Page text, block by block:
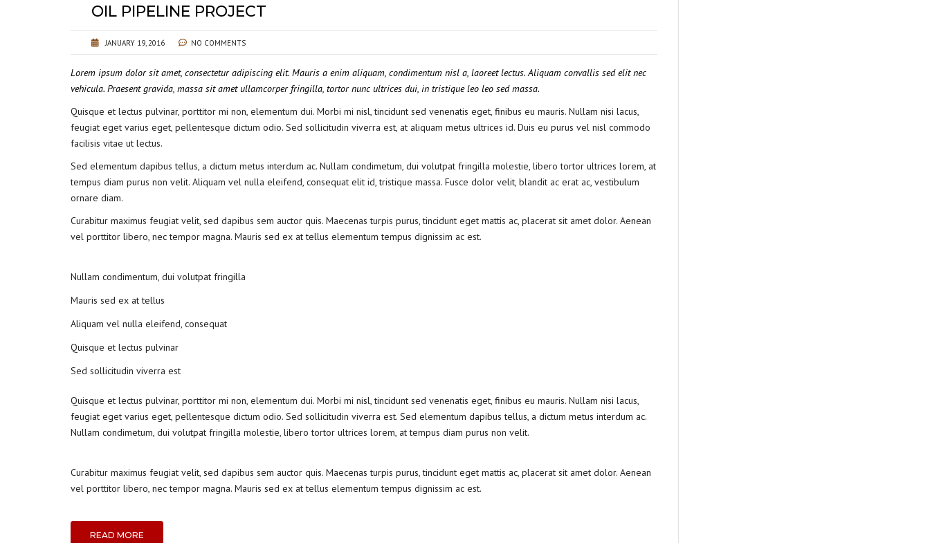
OIL PIPELINE PROJECT
JANUARY 19, 2016 NO COMMENTS
Lorem ipsum dolor sit amet, consectetur adipiscing elit. Mauris a enim aliquam, condimentum nisl a, laoreet lectus. Aliquam convallis sed elit nec
vehicula. Praesent gravida, massa sit amet ullamcorper fringilla, tortor nunc ultrices dui, in tristique leo leo sed massa.
Quisque et lectus pulvinar, porttitor mi non, elementum dui. Morbi mi nisl, tincidunt sed venenatis eget, finibus eu mauris. Nullam nisi lacus,
feugiat eget varius eget, pellentesque dictum odio. Sed sollicitudin viverra est, at aliquam metus ultrices id. Duis eu purus vel nisl commodo
facilisis vitae ut lectus.
Sed elementum dapibus tellus, a dictum metus interdum ac. Nullam condimetum, dui volutpat fringilla molestie, libero tortor ultrices lorem, at
tempus diam purus non velit. Aliquam vel nulla eleifend, consequat elit id, tristique massa. Fusce dolor velit, blandit ac erat ac, vestibulum
ornare diam.
Curabitur maximus feugiat velit, sed dapibus sem auctor quis. Maecenas turpis purus, tincidunt eget mattis ac, placerat sit amet dolor. Aenean
vel porttitor libero, nec tempor magna. Mauris sed ex at tellus elementum tempus dignissim ac est.
Nullam condimentum, dui volutpat fringilla
Mauris sed ex at tellus
Aliquam vel nulla eleifend, consequat
Quisque et lectus pulvinar
Sed sollicitudin viverra est
Quisque et lectus pulvinar, porttitor mi non, elementum dui. Morbi mi nisl, tincidunt sed venenatis eget, finibus eu mauris. Nullam nisi lacus,
feugiat eget varius eget, pellentesque dictum odio. Sed sollicitudin viverra est. Sed elementum dapibus tellus, a dictum metus interdum ac.
Nullam condimetum, dui volutpat fringilla molestie, libero tortor ultrices lorem, at tempus diam purus non velit.
Curabitur maximus feugiat velit, sed dapibus sem auctor quis. Maecenas turpis purus, tincidunt eget mattis ac, placerat sit amet dolor. Aenean
vel porttitor libero, nec tempor magna. Mauris sed ex at tellus elementum tempus dignissim ac est.
READ MORE